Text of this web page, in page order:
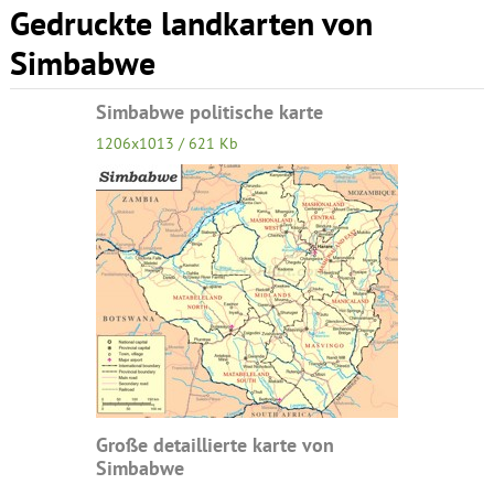
Gedruckte landkarten von
Simbabwe
Simbabwe politische karte
1206x1013 / 621 Kb
Große detaillierte karte von
Simbabwe